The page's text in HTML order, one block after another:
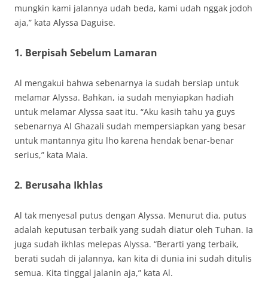
mungkin kami jalannya udah beda, kami udah nggak jodoh
aja,” kata Alyssa Daguise.
1. Berpisah Sebelum Lamaran
Al mengakui bahwa sebenarnya ia sudah bersiap untuk
melamar Alyssa. Bahkan, ia sudah menyiapkan hadiah
untuk melamar Alyssa saat itu. “Aku kasih tahu ya guys
sebenarnya Al Ghazali sudah mempersiapkan yang besar
untuk mantannya gitu lho karena hendak benar-benar
serius,” kata Maia.
2. Berusaha Ikhlas
Al tak menyesal putus dengan Alyssa. Menurut dia, putus
adalah keputusan terbaik yang sudah diatur oleh Tuhan. Ia
juga sudah ikhlas melepas Alyssa. “Berarti yang terbaik,
berati sudah di jalannya, kan kita di dunia ini sudah ditulis
semua. Kita tinggal jalanin aja,” kata Al.